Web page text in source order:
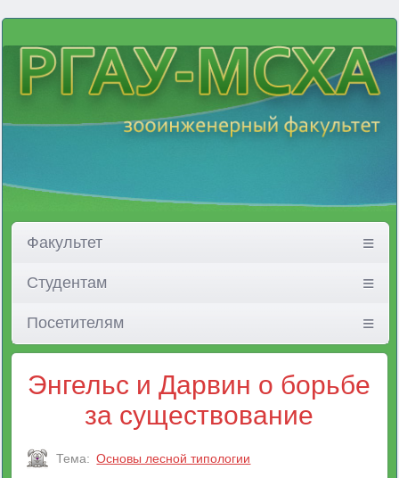
Факультет
Студентам
Посетителям
Энгельс и Дарвин о борьбе
за существование
Тема: Основы лесной типологии